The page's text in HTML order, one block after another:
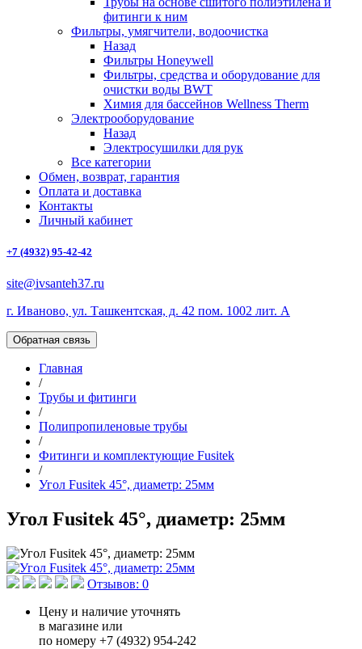
фитинги к ним
Фильтры, умягчители, водоочистка
Назад
Фильтры Honeywell
Фильтры, средства и оборудование для
очистки воды BWT
Химия для бассейнов Wellness Therm
Электрооборудование
Назад
Электросушилки для рук
Все категории
Обмен, возврат, гарантия
Оплата и доставка
Контакты
Личный кабинет
+7 (4932) 95-42-42
site@ivsanteh37.ru
г. Иваново, ул. Ташкентская, д. 42 пом. 1002 лит. А
Обратная связь
Главная
/
Трубы и фитинги
/
Полипропиленовые трубы
/
Фитинги и комплектующие Fusitek
/
Угол Fusitek 45°, диаметр: 25мм
Угол Fusitek 45°, диаметр: 25мм
Отзывов: 0
Цену и наличие уточнять
в магазине или
по номеру +7 (4932) 954-242